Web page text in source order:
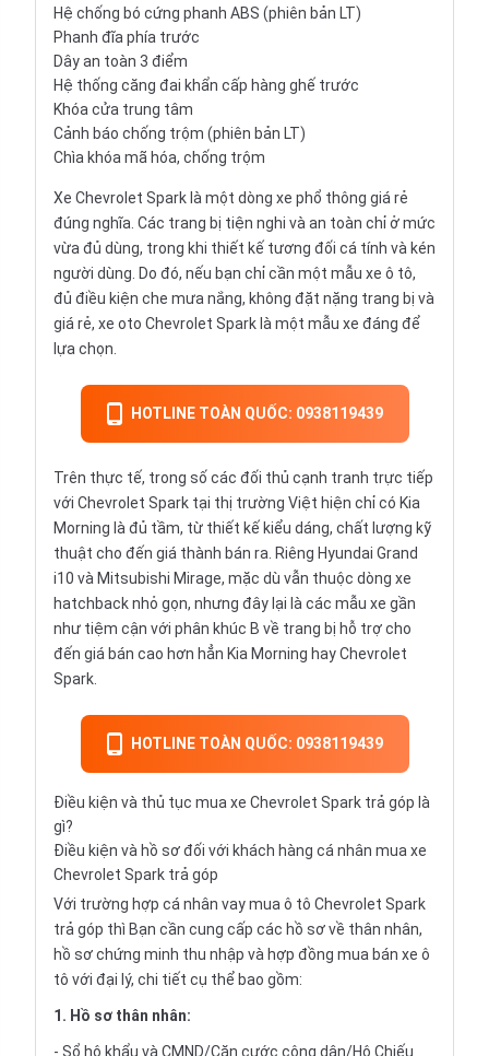
Hệ chống bó cứng phanh ABS (phiên bản LT)
Phanh đĩa phía trước
Dây an toàn 3 điểm
Hệ thống căng đai khẩn cấp hàng ghế trước
Khóa cửa trung tâm
Cảnh báo chống trộm (phiên bản LT)
Chìa khóa mã hóa, chống trộm
Xe Chevrolet Spark là một dòng xe phổ thông giá rẻ
đúng nghĩa. Các trang bị tiện nghi và an toàn chỉ ở mức
vừa đủ dùng, trong khi thiết kế tương đối cá tính và kén
người dùng. Do đó, nếu bạn chỉ cần một mẫu xe ô tô,
đủ điều kiện che mưa nắng, không đặt nặng trang bị và
giá rẻ, xe oto Chevrolet Spark là một mẫu xe đáng để
lựa chọn.
HOTLINE TOÀN QUỐC: 0938119439
Trên thực tế, trong số các đối thủ cạnh tranh trực tiếp
với Chevrolet Spark tại thị trường Việt hiện chỉ có Kia
Morning là đủ tầm, từ thiết kế kiểu dáng, chất lượng kỹ
thuật cho đến giá thành bán ra. Riêng Hyundai Grand
i10 và Mitsubishi Mirage, mặc dù vẫn thuộc dòng xe
hatchback nhỏ gọn, nhưng đây lại là các mẫu xe gần
như tiệm cận với phân khúc B về trang bị hỗ trợ cho
đến giá bán cao hơn hẳn Kia Morning hay Chevrolet
Spark.
HOTLINE TOÀN QUỐC: 0938119439
Điều kiện và thủ tục mua xe Chevrolet Spark trả góp là
gì?
Điều kiện và hồ sơ đối với khách hàng cá nhân mua xe
Chevrolet Spark trả góp
Với trường hợp cá nhân vaymua ô tô Chevrolet Spark
trả góp thì Bạn cần cung cấp các hồ sơ về thân nhân,
hồ sơ chứng minh thu nhập và hợp đồng mua bán xe ô
tô với đại lý, chi tiết cụ thể bao gồm:
1. Hồ sơ thân nhân:
- Sổ hộ khẩu và CMND/Căn cước công dân/Hộ Chiếu